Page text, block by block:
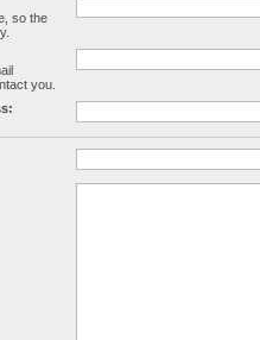
so the
you.